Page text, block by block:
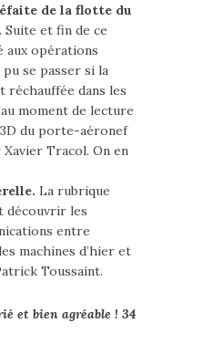
de la flotte du
Suite et fin de ce
aux opérations
se passer si la
réchauffée dans les
moment de lecture
du porte-aéronef
Tracol. On en
La rubrique
découvrir les
entre
machines d’hier et
Toussaint.
et bien agréable ! 34